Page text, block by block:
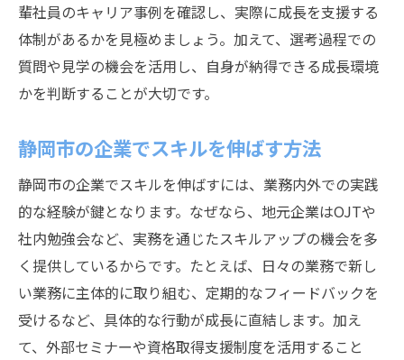
輩社員のキャリア事例を確認し、実際に成長を支援する
体制があるかを見極めましょう。加えて、選考過程での
質問や見学の機会を活用し、自身が納得できる成長環境
かを判断することが大切です。
静岡市の企業でスキルを伸ばす方法
静岡市の企業でスキルを伸ばすには、業務内外での実践
的な経験が鍵となります。なぜなら、地元企業はOJTや
社内勉強会など、実務を通じたスキルアップの機会を多
く提供しているからです。たとえば、日々の業務で新し
い業務に主体的に取り組む、定期的なフィードバックを
受けるなど、具体的な行動が成長に直結します。加え
て、外部セミナーや資格取得支援制度を活用すること